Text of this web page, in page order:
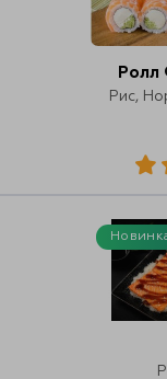
Ролл
Рис,